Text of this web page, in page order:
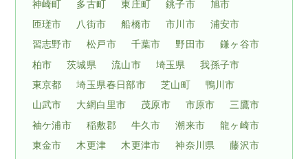
神崎町
多古町 東庄町 銚子市
旭市
匝瑳市
八街市 船橋市 市川市
浦安市
習志野市
松戸市 千葉市 野田市
鎌ヶ谷市
柏市
茨城県 流山市 埼玉県
我孫子市
東京都
埼玉県春日部市 芝山町
鴨川市
山武市
大網白里市 茂原市 市原市
三鷹市
袖ケ浦市
稲敷郡 牛久市 潮来市
龍ヶ崎市
東金市
木更津 木更津市 神奈川県
藤沢市